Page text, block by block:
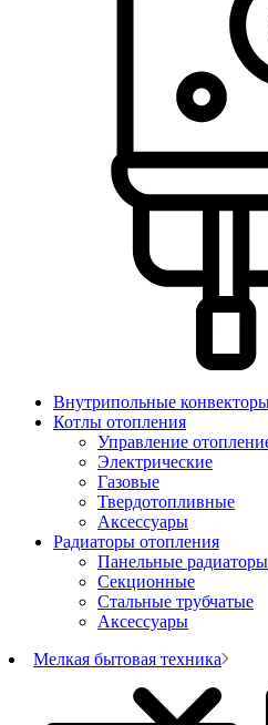
Внутрипольные
Котлы отопления
Управление
Электрические
Газовые
Твердотопливные
Аксессуары
Радиаторы отопления
Панельные радиаторы
Секционные
Стальные трубчатые
Аксессуары
Мелкая бытовая техника